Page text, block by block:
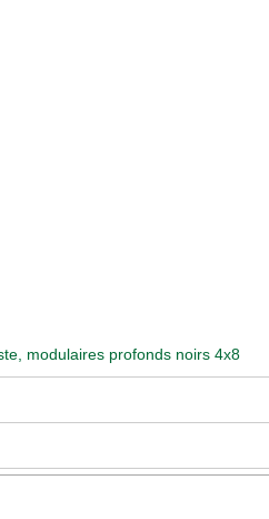
modulaires profonds noirs 4x8